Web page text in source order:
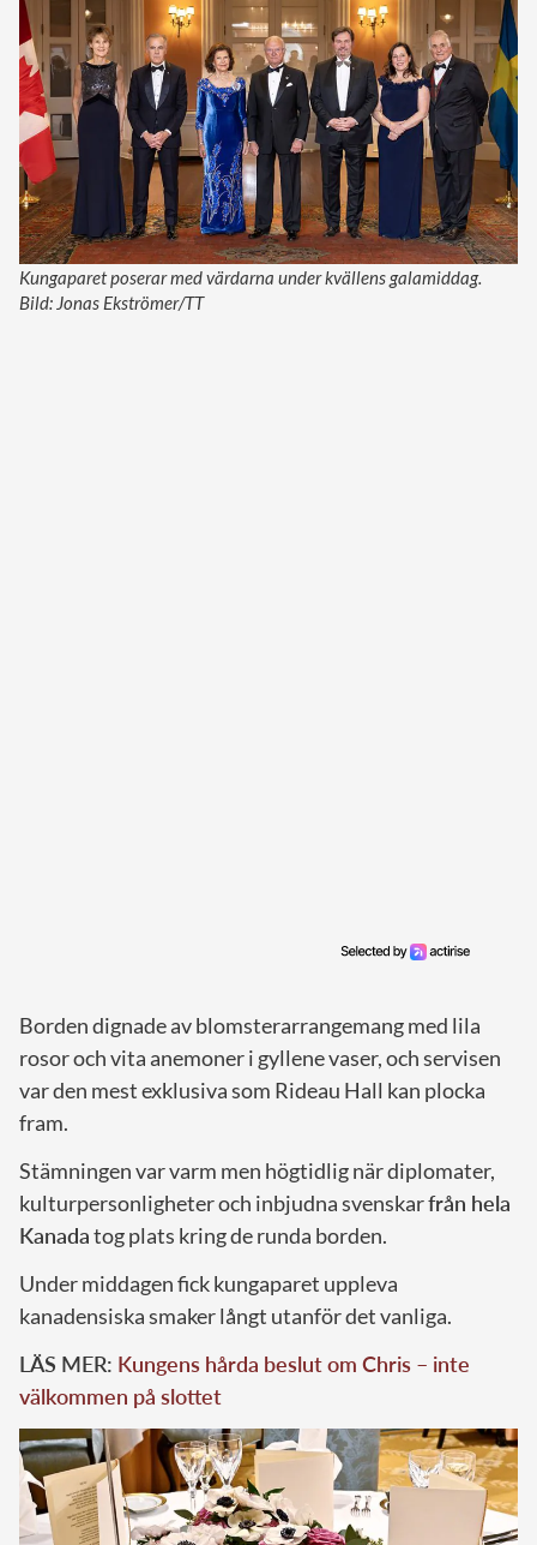
Kungaparet poserar med värdarna under kvällens galamiddag.
Bild: Jonas Ekströmer/TT
Borden dignade av blomsterarrangemang med lila
rosor och vita anemoner i gyllene vaser, och servisen
var den mest exklusiva som Rideau Hall kan plocka
fram.
Stämningen var varm men högtidlig när diplomater,
kulturpersonligheter och inbjudna svenskarfrån hela
Kanadatog plats kring de runda borden.
Under middagen fick kungaparet uppleva
kanadensiska smaker långt utanför det vanliga.
LÄS MER: Kungens hårda beslut om Chris – inte
välkommen på slottet